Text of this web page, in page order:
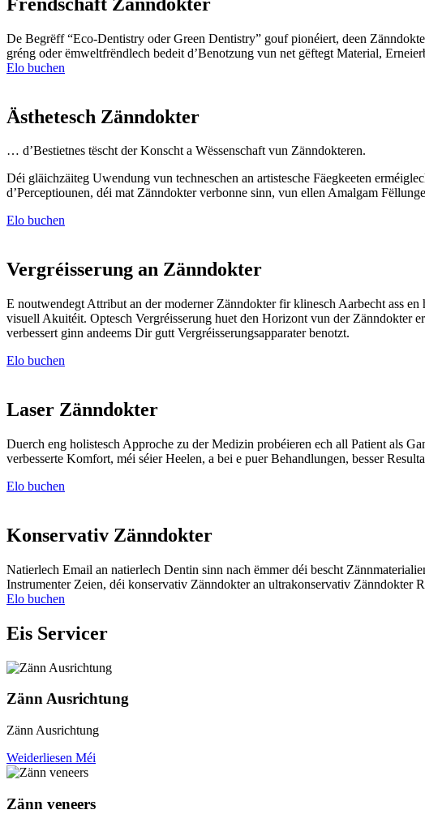
De Begrëff “Eco-Dentistry oder Green Dentistry” gouf pionéiert, deen
gréng oder ëmweltfrëndlech bedeit d’Benotzung vun net gëftegt Material,
Elo buchen
Ästhetesch Zänndokter
… d’Bestietnes tëscht der Konscht a Wëssenschaft vun Zänndokteren.
Déi gläichzäiteg Uwendung vun techneschen an artistesche Fäegkeeten
d’Perceptiounen, déi mat Zänndokter verbonne sinn, vun ellen Amalgam
Elo buchen
Vergréisserung an Zänndokter
E noutwendegt Attribut an der moderner Zänndokter fir klinesch Aarbecht ass
visuell Akuitéit. Optesch Vergréisserung huet den Horizont vun der Zänndokter
verbessert ginn andeems Dir gutt Vergréisserungsapparater benotzt.
Elo buchen
Laser Zänndokter
Duerch eng holistesch Approche zu der Medizin probéieren ech all Patient als
verbesserte Komfort, méi séier Heelen, a bei e puer Behandlungen, besser
Elo buchen
Konservativ Zänndokter
Natierlech Email an natierlech Dentin sinn nach ëmmer déi bescht
Instrumenter Zeien, déi konservativ Zänndokter an ultrakonservativ Zänndokter
Elo buchen
Eis Servicer
Zänn Ausrichtung
Zänn Ausrichtung
Weiderliesen Méi
Zänn veneers